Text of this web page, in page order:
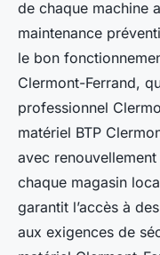
de chaque machine
maintenance
le bon
Clermont-Ferrand,
professionnel
matériel BTP
avec
chaque magasin
garantit l’accès à
aux exigences de